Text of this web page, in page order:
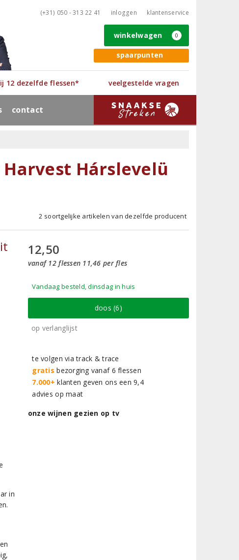
(+31) 050 - 313 22 41 inloggen klantenservice
spaarpunten
winkelwagen 0
12 dezelfde flessen* veelgestelde vragen
contact
Hárslevelü
2 soortgelijke artikelen van dezelfde producent
in
12,50
vanaf 12 flessen 11,46 per fles
Vandaag besteld, dinsdag in huis
doos (6)
op verlanglijst
te volgen via track & trace
gratis bezorging vanaf 6 flessen
7.000+ klanten geven ons een 9,4
advies op maat
onze wijnen gezien op tv